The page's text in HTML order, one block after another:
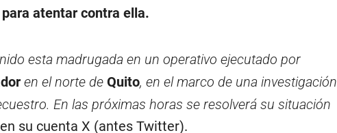
atentar contra ella.
esta madrugada en un operativo ejecutado por
en el norte de Quito, en el marco de una investigación
En las próximas horas se resolverá su situación
su cuenta X (antes Twitter).